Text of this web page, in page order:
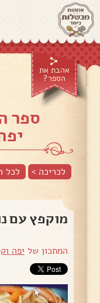
אהבת את
הספר?
ספר
לכריכה > לכל
מוקפץ עם
המתכון של יפה